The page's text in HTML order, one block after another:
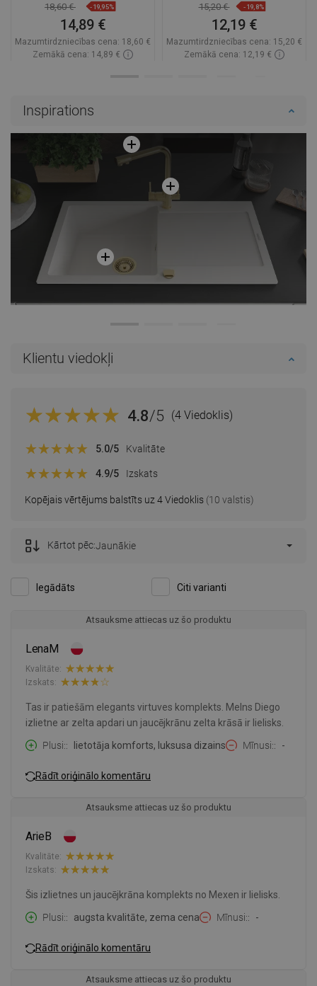
18,60 € -19,95%
14,89 €
Mazumtirdzniecības cena: 18,60 €
Zemākā cena: 14,89 €
15,20 € -19,8%
12,19 €
Mazumtirdzniecības cena: 15,20 €
Zemākā cena: 12,19 €
Inspirations
Klientu viedokļi
4.8/5 (4 Viedoklis)
Kopējais vērtējums balstīts uz 4 Viedoklis (10 valstis)
5.0/5 Kvalitāte
4.9/5 Izskats
Iegādāts Citi varianti
Kārtot pēc:Jaunākie
Atsauksme attiecas uz šo produktu
LenaM
Kvalitāte:
Izskats:
Tas ir patiešām elegants virtuves komplekts. Melns Diego
izlietne ar zelta apdari un jaucējkrānu zelta krāsā ir lielisks.
Plusi:
lietotāja komforts, luksusa dizains Mīnusi: -
Rādīt oriģinālo komentāru
Atsauksme attiecas uz šo produktu
ArieB
Kvalitāte:
Izskats:
Šis izlietnes un jaucējkrāna komplekts no Mexen ir lielisks.
Plusi:
augsta kvalitāte, zema cena Mīnusi: -
Rādīt oriģinālo komentāru
Atsauksme attiecas uz šo produktu